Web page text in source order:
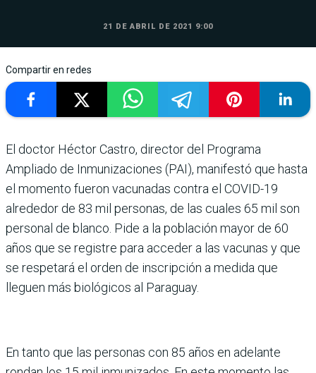
21 DE ABRIL DE 2021 9:00
Compartir en redes
El doctor Héctor Castro, director del Programa
Ampliado de Inmunizaciones (PAI), manifestó que hasta
el momento fueron vacunadas contra el COVID-19
alrededor de 83 mil personas, de las cuales 65 mil son
personal de blanco. Pide a la población mayor de 60
años que se registre para acceder a las vacunas y que
se respetará el orden de inscripción a medida que
lleguen más biológicos al Paraguay.
En tanto que las personas con 85 años en adelante